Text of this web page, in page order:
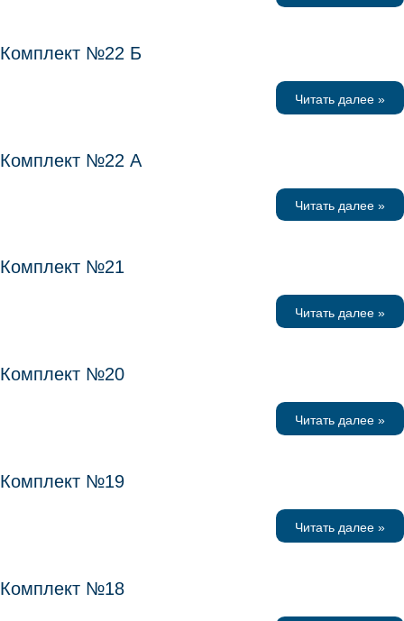
Комплект №22 Б
Читать далее »
Комплект №22 А
Читать далее »
Комплект №21
Читать далее »
Комплект №20
Читать далее »
Комплект №19
Читать далее »
Комплект №18